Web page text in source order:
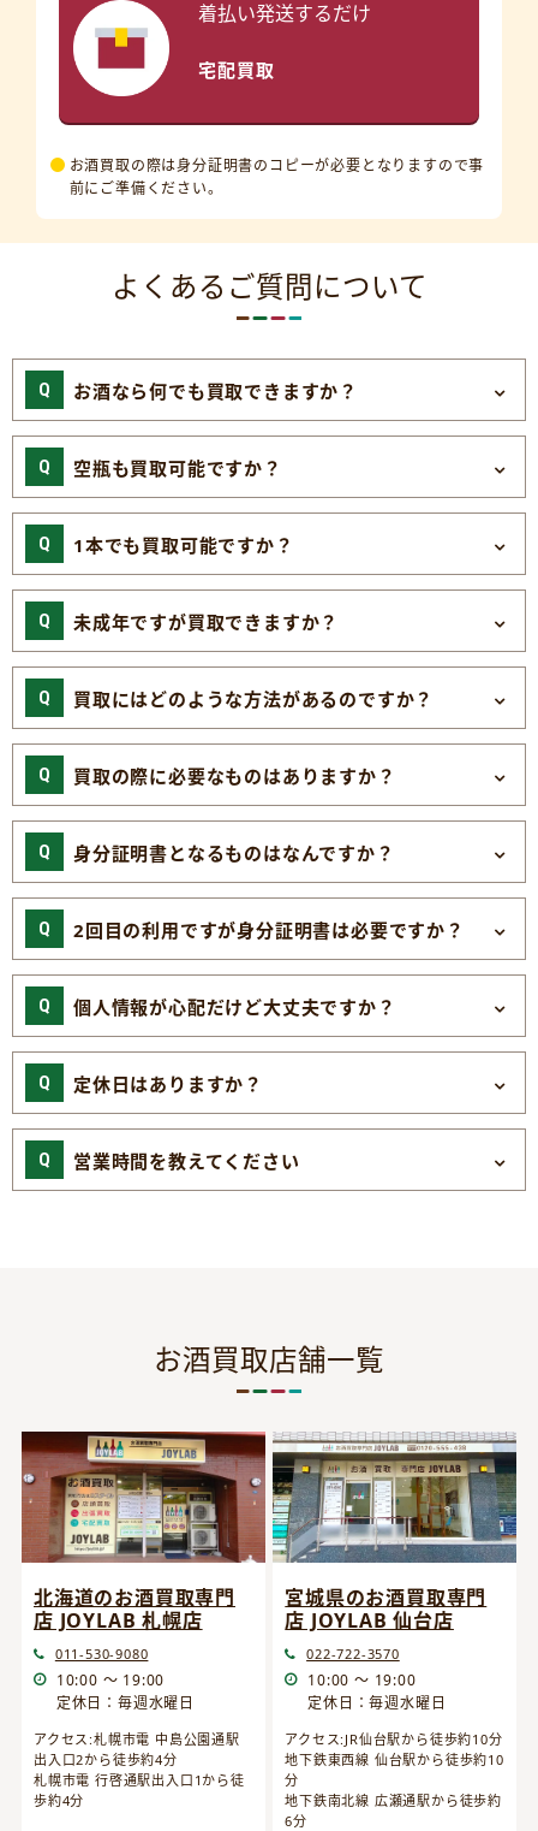
着払い発送するだけ
宅配買取
お酒買取の際は身分証明書のコピーが必要となりますので事
前にご準備ください。
よくあるご質問について
お酒なら何でも買取できますか？
空瓶も買取可能ですか？
1本でも買取可能ですか？
未成年ですが買取できますか？
買取にはどのような方法があるのですか？
買取の際に必要なものはありますか？
身分証明書となるものはなんですか？
2回目の利用ですが身分証明書は必要ですか？
個人情報が心配だけど大丈夫ですか？
定休日はありますか？
営業時間を教えてください
お酒買取店舗一覧
北海道のお酒買取専門
店 JOYLAB 札幌店
011-530-9080
10:00 ～ 19:00
定休日：毎週水曜日
アクセス:札幌市電 中島公園通駅
出入口2から徒歩約4分
札幌市電 行啓通駅出入口1から徒
歩約4分
宮城県のお酒買取専門
店 JOYLAB 仙台店
022-722-3570
10:00 ～ 19:00
定休日：毎週水曜日
アクセス:JR仙台駅から徒歩約10分
地下鉄東西線 仙台駅から徒歩約10
分
地下鉄南北線 広瀬通駅から徒歩約
6分